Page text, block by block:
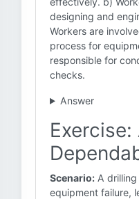
designing and
Workers are
process for
responsible for
checks.
Answer
Scenario: A
equipment failure,